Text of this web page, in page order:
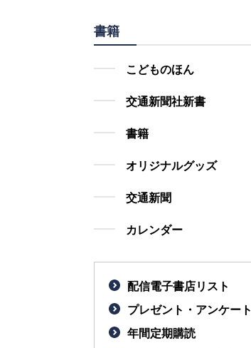
書籍
こどものほん
交通新聞社新書
書籍
オリジナルグッズ
交通新聞
カレンダー
配信電子書店リスト
プレゼント・アンケート
年間定期購読